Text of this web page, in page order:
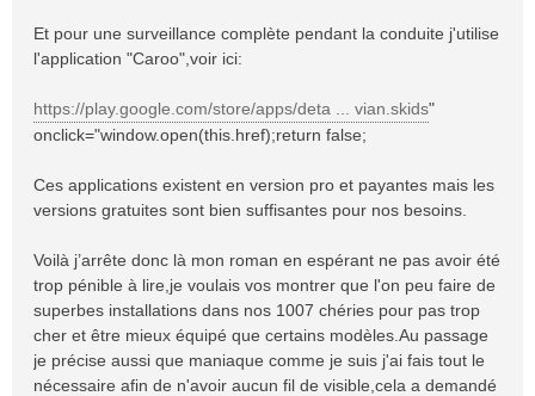
Et pour une surveillance complète pendant la conduite j'utilise
l'application "Caroo",voir ici:
https://play.google.com/store/apps/deta ... vian.skids"
onclick="window.open(this.href);return false;
Ces applications existent en version pro et payantes mais les
versions gratuites sont bien suffisantes pour nos besoins.
Voilà j’arrête donc là mon roman en espérant ne pas avoir été
trop pénible à lire,je voulais vos montrer que l'on peu faire de
superbes installations dans nos 1007 chéries pour pas trop
cher et être mieux équipé que certains modèles.Au passage
je précise aussi que maniaque comme je suis j'ai fais tout le
nécessaire afin de n'avoir aucun fil de visible,cela a demandé